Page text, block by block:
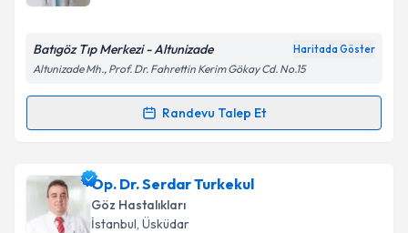
Kişisel verilerimin işlenmesine ilişkin
Metni'ni okudum ve kişisel verilerimin belirtilen
Takvim Talebini Gönder
Batıgöz Tıp Merkezi - Altunizade Haritada Göster
Altunizade Mh., Prof. Dr. Fahrettin Kerim Gökay Cd. No.15
Randevu Talep Et
Randevu Takvimi Talebi
Prof. Dr. Ferda Çiftçiiçin randevu takvimi talebi
oluşturun. Size bu uzmandan randevu almanız için bir
takvim hazırlandığında e-posta ile bilgilendireceğiz.
Op. Dr. Serdar Turkekul
Göz Hastalıkları
İstanbul, Üsküdar